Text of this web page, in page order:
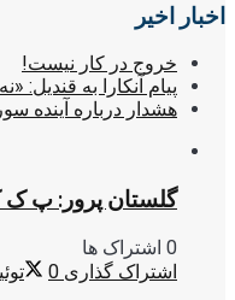
اخبار اخیر
خروج در کار نیست!
پیام آنکارا به قندیل:
هشدار درباره آینده
گلستان پرور: پ
0 اشتراک ها
اشتراک گذاری 0